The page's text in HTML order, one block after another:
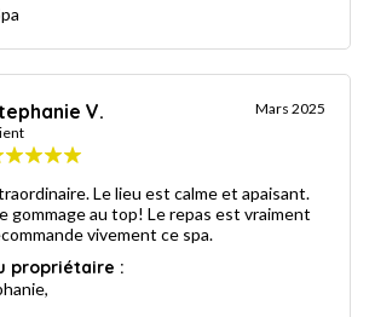
V. Mars 2025
Le lieu est calme et apaisant.
gommage au top! Le repas est vraiment
vivement ce spa.
propriétaire :